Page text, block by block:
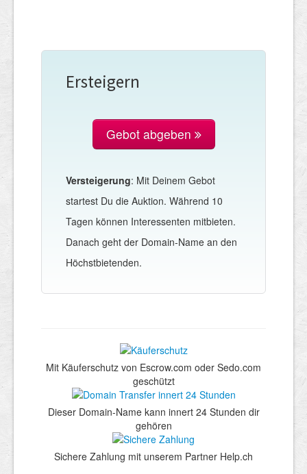
Ersteigern
Gebot abgeben
Versteigerung: Mit Deinem Gebot
startest Du die Auktion. Während 10
Tagen können Interessenten mitbieten.
Danach geht der Domain-Name an den
Höchstbietenden.
Mit Käuferschutz von Escrow.com oder Sedo.com
geschützt
Dieser Domain-Name kann innert 24 Stunden dir
gehören
Sichere Zahlung mit unserem Partner Help.ch